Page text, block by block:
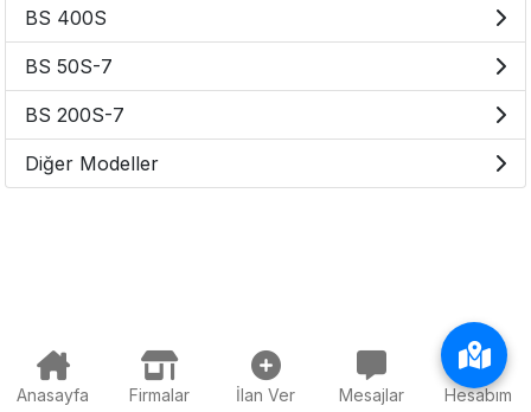
BS 400S
BS 50S-7
BS 200S-7
Diğer Modeller
Anasayfa Firmalar İlan Ver Mesajlar Hesabım